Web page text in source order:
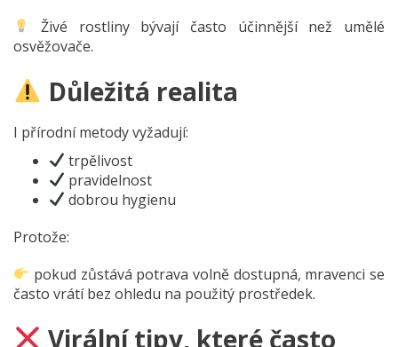
Živé rostliny bývají často účinnější než umělé
osvěžovače.
Důležitá realita
I přírodní metody vyžadují:
trpělivost
pravidelnost
dobrou hygienu
Protože:
pokud zůstává potrava volně dostupná, mravenci se
často vrátí bez ohledu na použitý prostředek.
Virální tipy, které často